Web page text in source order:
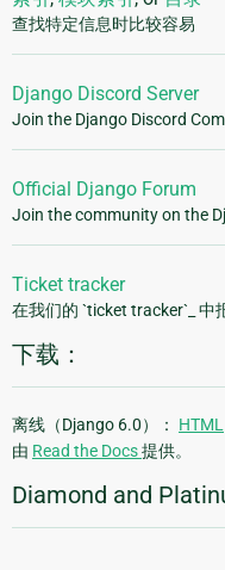
查找特定信息时比较容易
Django Discord Server
Join the Django Discord
Official Django Forum
Join the community on the
Ticket tracker
在我们的 `ticket tracker`_ 中
下载：
离线（Django 6.0）： HTML
由 Read the Docs提供。
Diamond and